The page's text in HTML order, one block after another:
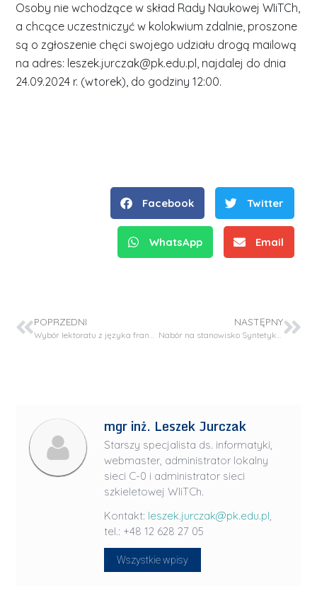
Osoby nie wchodzące w skład Rady Naukowej WIiTCh,
a chcące uczestniczyć w kolokwium zdalnie, proszone
są o zgłoszenie chęci swojego udziału drogą mailową
na adres: leszek.jurczak@pk.edu.pl, najdalej do dnia
24.09.2024 r. (wtorek), do godziny 12:00.
Facebook Twitter
WhatsApp Email
POPRZEDNI
Wybór lektoratu z języka francuskiego
NASTĘPNY
Nabór na stanowisko Syntetyk – Projekt FENG
mgr inż. Leszek Jurczak
Starszy specjalista ds. informatyki,
webmaster, administrator lokalny
sieci C-0 i administrator sieci
szkieletowej WIiTCh.
Kontakt: leszek.jurczak@pk.edu.pl,
tel.: +48 12 628 27 05
Wszystkie wpisy